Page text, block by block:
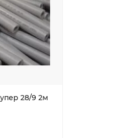
28/9 2м